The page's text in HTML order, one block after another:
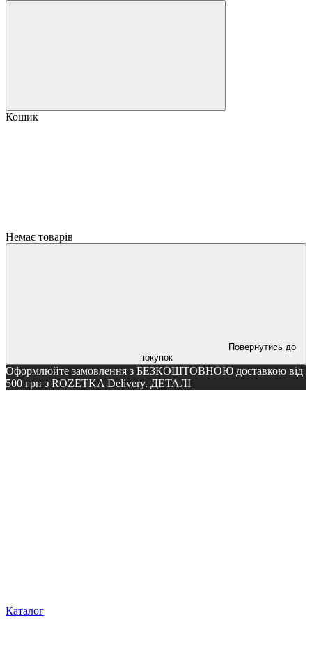
Кошик
Немає товарів
Повернутись до
покупок
Оформлюйте замовлення з БЕЗКОШТОВНОЮ доставкою від
500 грн з ROZETKA Delivery. ДЕТАЛІ
Каталог